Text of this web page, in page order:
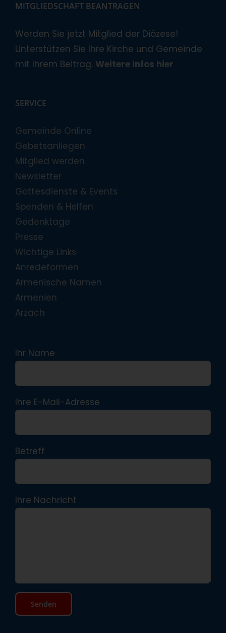
MITGLIEDSCHAFT BEANTRAGEN
Werden Sie jetzt Mitglied der Diözese!
Unterstützen Sie Ihre Kirche und Gemeinde
mit Ihrem Beitrag. Weitere Infos hier
SERVICE
Gemeinde Online
Gebetsanliegen
Mitglied werden
Newsletter
Gottesdienste & Events
Spenden & Helfen
Gedenktage
Presse
Wichtige Links
Anredeformen
Armenische Namen
Armenien
Arzach
Ihr Name
Ihre E-Mail-Adresse
Betreff
Ihre Nachricht